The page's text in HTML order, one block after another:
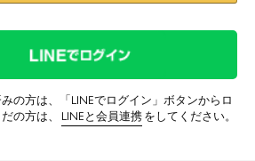
の方は、「LINEでログイン」ボタンからロ
の方は、
LINEと会員連携 をしてください。